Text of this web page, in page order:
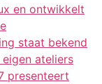
en ontwikkelt
staat bekend
ateliers
presenteert